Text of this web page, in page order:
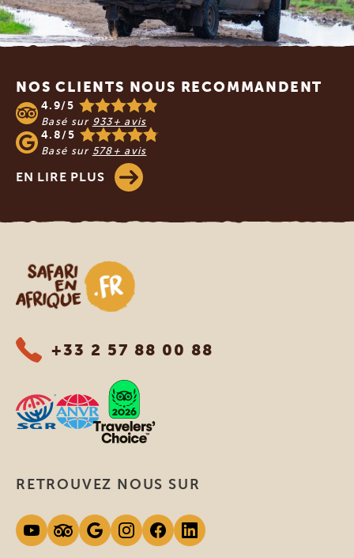
NOS CLIENTS NOUS RECOMMANDENT
4.9/5
Basé sur 933+ avis
4.8/5
Basé sur 578+ avis
EN LIRE PLUS
Safari en Afrique
+33 2 57 88 00 88
RETROUVEZ NOUS SUR